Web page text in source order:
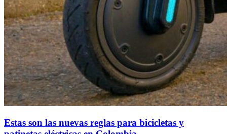
Estas son las nuevas reglas para bicicletas y